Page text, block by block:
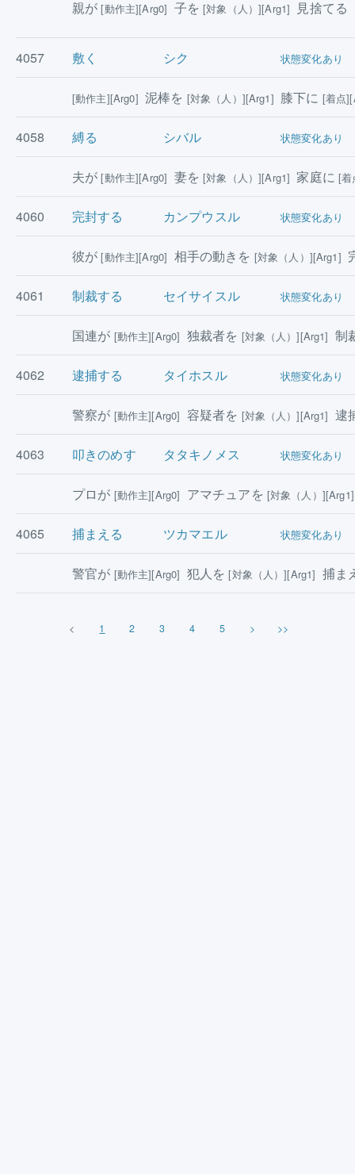
親が[動作主][Arg0] 子を[対象（人）][Arg1] 見捨てる
4057 敷く シク 状態変化あり
[動作主][Arg0] 泥棒を [対象（人）][Arg1] 膝下に [着点
4058 縛る シバル 状態変化あり
夫が[動作主][Arg0] 妻を[対象（人）][Arg1] 家庭に[着
4060 完封する カンプウスル 状態変化あり
彼が[動作主][Arg0] 相手の動きを [対象（人）][Arg1]
4061 制裁する セイサイスル 状態変化あり
国連が [動作主][Arg0] 独裁者を [対象（人）][Arg1] 制
4062 逮捕する タイホスル 状態変化あり
警察が [動作主][Arg0] 容疑者を [対象（人）][Arg1] 逮
4063 叩きのめす タタキノメス 状態変化あり
プロが [動作主][Arg0] アマチュアを [対象（人）][Arg1]
4065 捕まえる ツカマエル 状態変化あり
警官が [動作主][Arg0] 犯人を[対象（人）][Arg1] 捕ま
< 1 2 3 4 5 > >>